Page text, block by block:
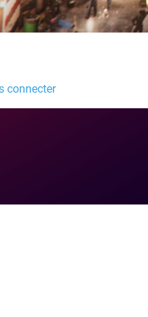
connecterpour publier un